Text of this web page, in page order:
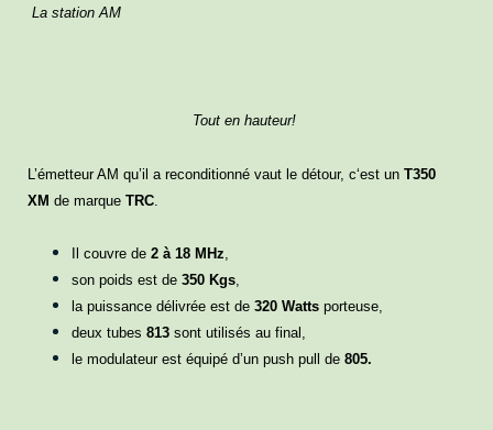
La station AM
Tout en hauteur!
L’émetteur AM qu’il a reconditionné vaut le détour, c‘est un T350
XM de marque TRC
Il couvre de 2 à 18 MHz,
son poids est de 350 Kgs,
la puissance délivrée est de 320 Watts porteuse,
deux tubes 813 sont utilisés au final,
le modulateur est équipé d’un push pull de 805.